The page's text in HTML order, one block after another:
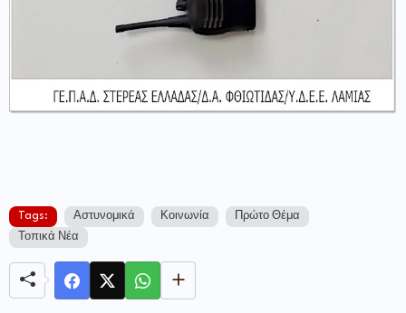
Tags: Αστυνομικά Κοινωνία
Πρώτο Θέμα
Τοπικά Νέα